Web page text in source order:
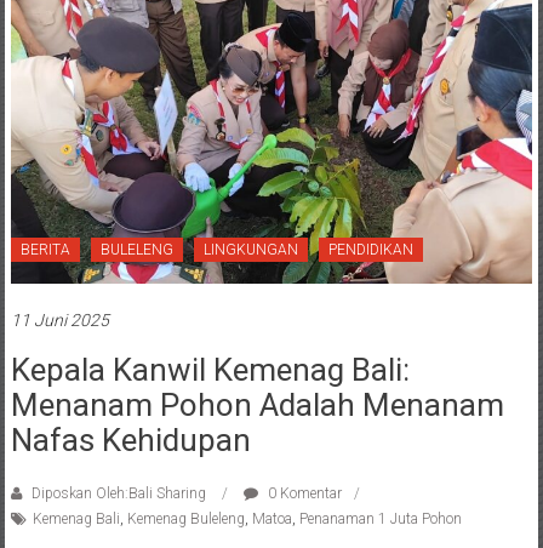
BERITA BULELENG LINGKUNGAN PENDIDIKAN
11 Juni 2025
Kepala Kanwil Kemenag Bali:
Menanam Pohon Adalah Menanam
Nafas Kehidupan
Diposkan Oleh:Bali Sharing
0 Komentar
Kemenag Bali Kemenag Buleleng Matoa Penanaman 1 Juta Pohon